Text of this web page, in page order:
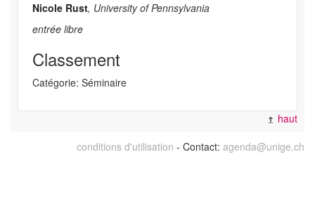
Nicole Rust, University of Pennsylvania
entrée libre
Classement
Catégorie: Séminaire
haut
conditions d'utilisation - Contact: agenda@unige.ch